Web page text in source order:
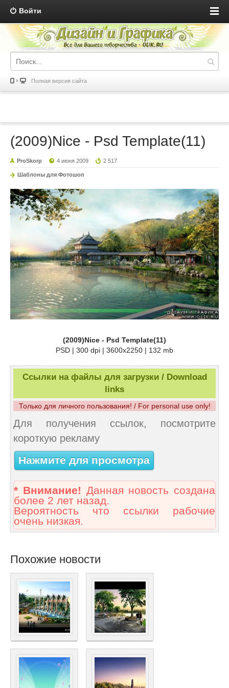
Войти
Полная версия сайта
(2009)Nice - Psd Template(11)
ProSkorp 4 июня 2009 2 517
Шаблоны для Фотошоп
(2009)Nice - Psd Template(11)
PSD | 300 dpi | 3600x2250 | 132 mb
Ссылки на файлы для загрузки / Download
links
Только для личного пользования! / For personal use only!
Для получения ссылок, посмотрите
короткую рекламу
Нажмите для просмотра
* Внимание! Данная новость создана
более 2 лет назад.
Вероятность что ссылки рабочие
очень низкая.
Похожие новости